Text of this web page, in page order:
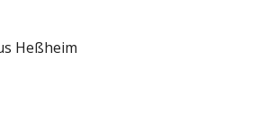
Heßheim